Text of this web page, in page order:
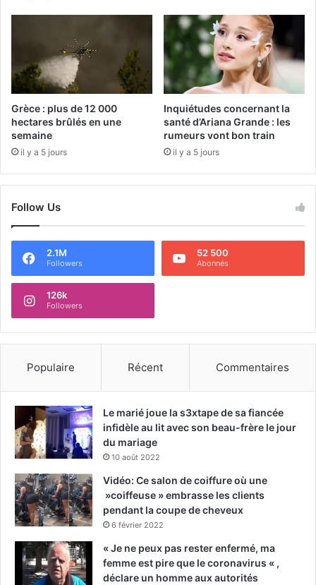
Grèce : plus de 12 000
hectares brûlés en une
semaine
il y a 5 jours
Inquiétudes concernant la
santé d’Ariana Grande : les
rumeurs vont bon train
il y a 5 jours
Follow Us
2.1M
Followers
52 500
Abonnés
126k
Followers
Populaire Récent Commentaires
Le marié joue la s3xtape de sa fiancée
infidèle au lit avec son beau-frère le jour
du mariage
10 août 2022
Vidéo: Ce salon de coiffure où une
»coiffeuse » embrasse les clients
pendant la coupe de cheveux
6 février 2022
« Je ne peux pas rester enfermé, ma
femme est pire que le coronavirus « ,
déclare un homme aux autorités